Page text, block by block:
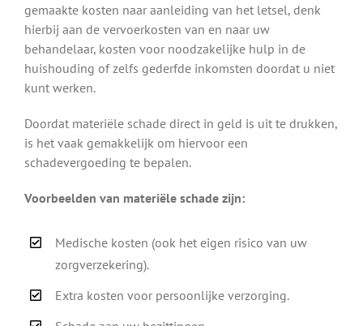
gemaakte kosten naar aanleiding van het letsel, denk
hierbij aan de vervoerkosten van en naar uw
behandelaar, kosten voor noodzakelijke hulp in de
huishouding of zelfs gederfde inkomsten doordat u niet
kunt werken.
Doordat materiële schade direct in geld is uit te drukken,
is het vaak gemakkelijk om hiervoor een
schadevergoeding te bepalen.
Voorbeelden van materiële schade zijn:
Medische kosten (ook het eigen risico van uw
zorgverzekering).
Extra kosten voor persoonlijke verzorging.